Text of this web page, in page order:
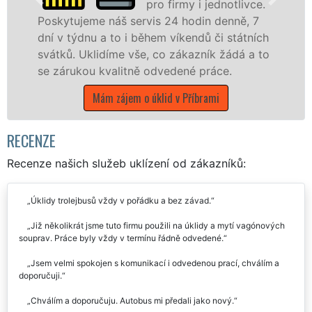
pro firmy i jednotlivce.
náš servis 24 hodin denně, 7
a to i během víkendů či státních
vše, co zákazník žádá a to
kvalitně odvedené práce.
Mám zájem o úklid v Příbrami
nabízíme
státní
RECENZE
Recenze našich služeb uklízení od zákazníků:
Úklidy trolejbusů vždy v pořádku a bez závad.
Již několikrát jsme tuto firmu použili na úklidy a mytí vagónových
souprav. Práce byly vždy v termínu řádně odvedené.
Jsem velmi spokojen s komunikací i odvedenou prací, chválím a
doporučuji.
Chválím a doporučuju. Autobus mi předali jako nový.